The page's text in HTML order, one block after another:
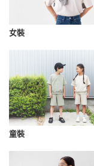
女裝
童裝